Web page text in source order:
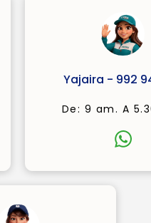
Yajaira - 992
De: 9 am. A